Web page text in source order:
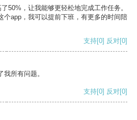
50%，让我能够更轻松地完成工作任务。
个app，我可以提前下班，有更多的时间陪
支持[0] 反对[0]
所有问题。
支持[0] 反对[0]